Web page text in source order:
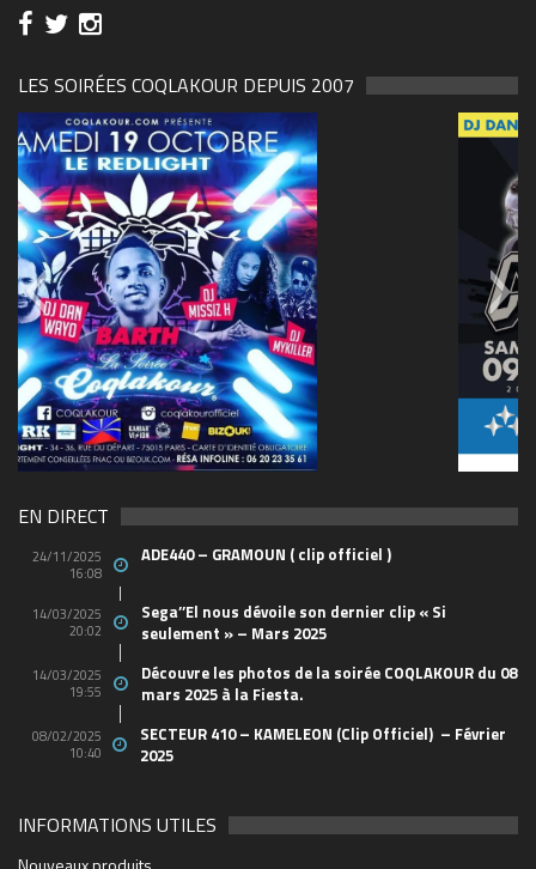
LES SOIRÉES COQLAKOUR DEPUIS 2007
28942848_1706415519417475_2005682772_o
THE-FINAL-Flyer-recto-WEB
-60
-3266-07b28
soiree-coqlakour-reunion-cabaret-sauvage-paris
2712895060_1
mfi
-95
1-0065023610
-2500
255
-6627
-4934
702
couvsentiersmarmaillesb-4
Coqlakour-Flyer-Preview-rec-10bf7
-1430
BIG_-6
4x3_Marseill-6
cropped-THE-FINAL-Flyer-recto-WEB.jpg
cropped-1914347_1228083069627_1579928_n.jpg
EN DIRECT
24/11/2025
16:08
ADE440 – GRAMOUN ( clip officiel )
14/03/2025
20:02
Sega’’El nous dévoile son dernier clip « Si
seulement » – Mars 2025
14/03/2025
19:55
Découvre les photos de la soirée COQLAKOUR du 08
mars 2025 à la Fiesta.
08/02/2025
10:40
SECTEUR 410 – KAMELEON (Clip Officiel) – Février
2025
INFORMATIONS UTILES